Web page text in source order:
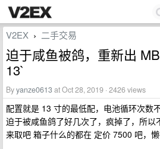
V2EX › 二手交易
迫于咸鱼被鸽，重新出
13`
Byyanze0613at Oct 28, 2019 · 2426 views
配置就是 13 寸的最低配，电池循环次数
迫于被咸鱼鸽了好几次了，疯掉了，所以
来取吧 箱子什么的都在 定价 7500 吧，